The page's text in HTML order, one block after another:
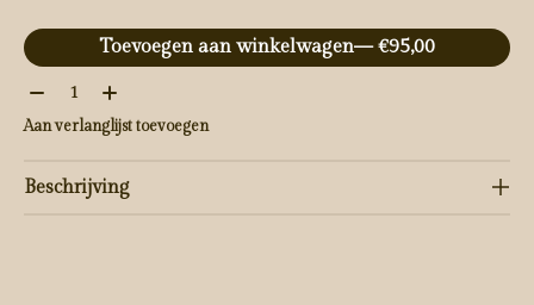
Toevoegen aan winkelwagen
— €95,00
Aantal:
Aan verlanglijst toevoegen
Beschrijving